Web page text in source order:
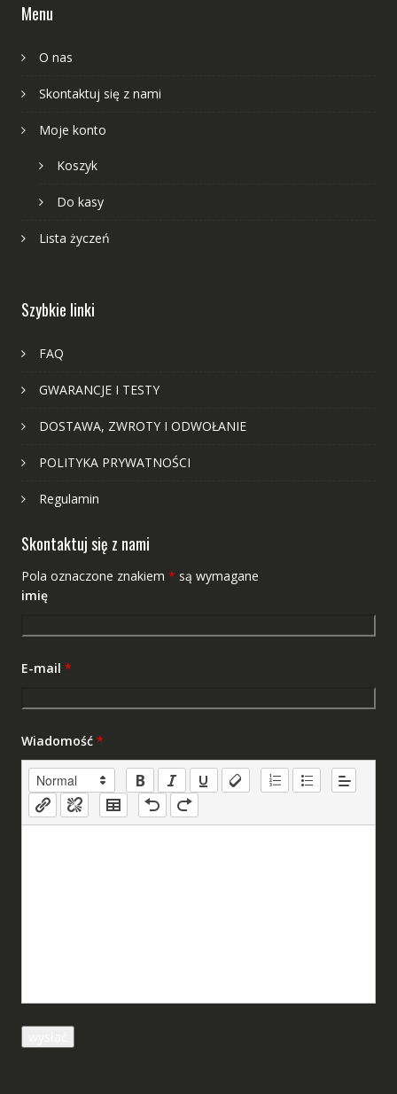
Menu
O nas
Skontaktuj się z nami
Moje konto
Koszyk
Do kasy
Lista życzeń
Szybkie linki
FAQ
GWARANCJE I TESTY
DOSTAWA, ZWROTY I ODWOŁANIE
POLITYKA PRYWATNOŚCI
Regulamin
Skontaktuj się z nami
Pola oznaczone znakiem * są wymagane
imię
E-mail *
Wiadomość *